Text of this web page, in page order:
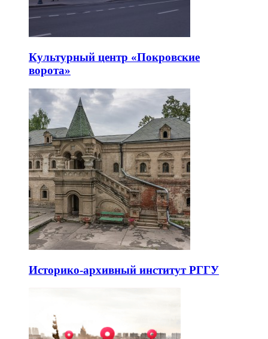
Культурный центр «Покровские
ворота»
Историко-архивный институт РГГУ